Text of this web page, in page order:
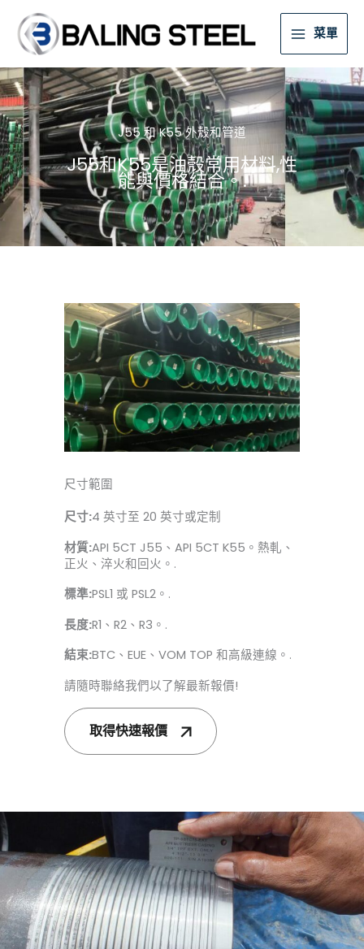
菜單
J55 和 K55 外殼和管道
J55和K55是油殼常用材料,性
能與價格結合。.
尺寸範圍
尺寸:4 英寸至 20 英寸或定制
材質:API 5CT J55、API 5CT K55。熱軋、
正火、淬火和回火。.
標準:PSL1 或 PSL2。.
長度:R1、R2、R3。.
結束:BTC、EUE、VOM TOP 和高級連線。.
請隨時聯絡我們以了解最新報價!
取得快速報價